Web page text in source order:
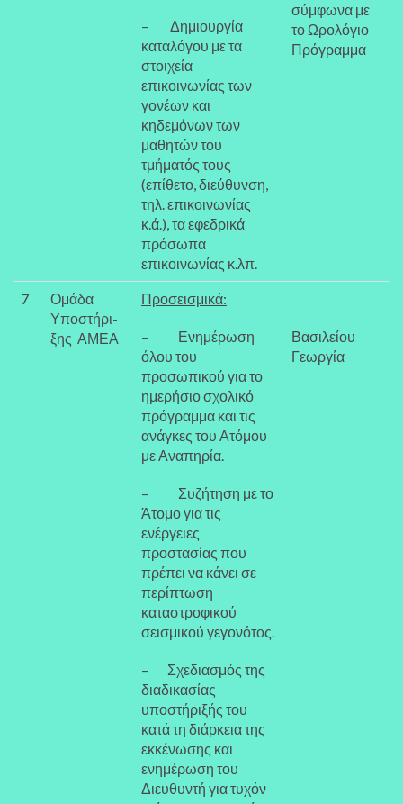
– Δημιουργία
καταλόγου με τα
στοιχεία
επικοινωνίας των
γονέων και
κηδεμόνων των
μαθητών του
τμήματός τους
(επίθετο, διεύθυνση,
τηλ. επικοινωνίας
κ.ά.), τα εφεδρικά
πρόσωπα
επικοινωνίας κ.λπ.
σύμφωνα με
το Ωρολόγιο
Πρόγραμμα
7
Ομάδα
Υποστήρι-
ξης ΑΜΕΑ
Προσεισμικά:
– Ενημέρωση
όλου του
προσωπικού για το
ημερήσιο σχολικό
πρόγραμμα και τις
ανάγκες του Ατόμου
με Αναπηρία.
– Συζήτηση με το
Άτομο για τις
ενέργειες
προστασίας που
πρέπει να κάνει σε
περίπτωση
καταστροφικού
σεισμικού γεγονότος.
– Σχεδιασμός της
διαδικασίας
υποστήριξής του
κατά τη διάρκεια της
εκκένωσης και
ενημέρωση του
Διευθυντή για τυχόν
Βασιλείου
Γεωργία